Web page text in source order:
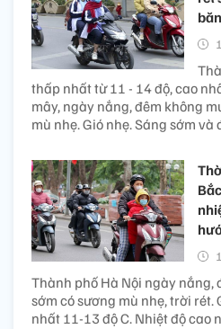
thấp nhất từ 11 - 14 độ, cao
mây, ngày nắng, đêm không
mù nhẹ. Gió nhẹ. Sáng sớm và
Thành phố Hà Nội ngày nắng,
sớm có sương mù nhẹ, trời rét.
nhất 11-13 độ C. Nhiệt độ cao